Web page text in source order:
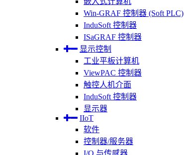
Win-GRAF 控制器 (Soft PLC)
InduSoft 控制器
ISaGRAF 控制器
显示控制
工业平板计算机
ViewPAC 控制器
触控人机介面
InduSoft 控制器
显示器
IIoT
软件
控制器/服务器
I/O 与传感器